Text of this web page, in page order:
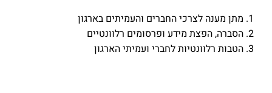
1. מתן מענה לצרכי החברים והעמיתים בארגון
2. הסברה, הפצת מידע ופרסומים רלוונטיים
3. הטבות רלוונטיות לחברי ועמיתי הארגון